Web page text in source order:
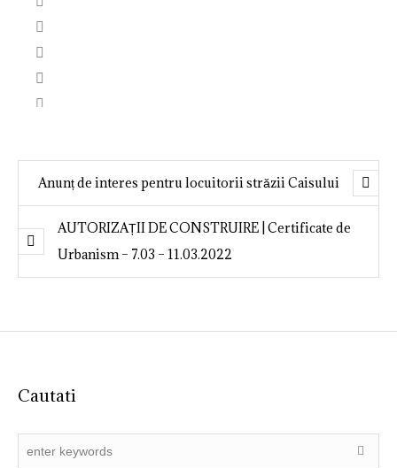
Anunț de interes pentru locuitorii străzii Caisului
AUTORIZAȚII DE CONSTRUIRE | Certificate de
Urbanism – 7.03 – 11.03.2022
Cautati